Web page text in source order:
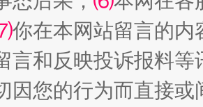
你在本网站留言的内
言和反映投诉报料
因您的行为而直接